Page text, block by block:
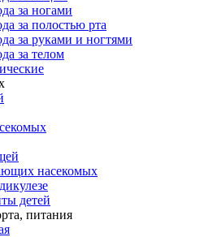
за ногами
за полостью рта
за руками и ногтями
за телом
насекомых
детей
питания